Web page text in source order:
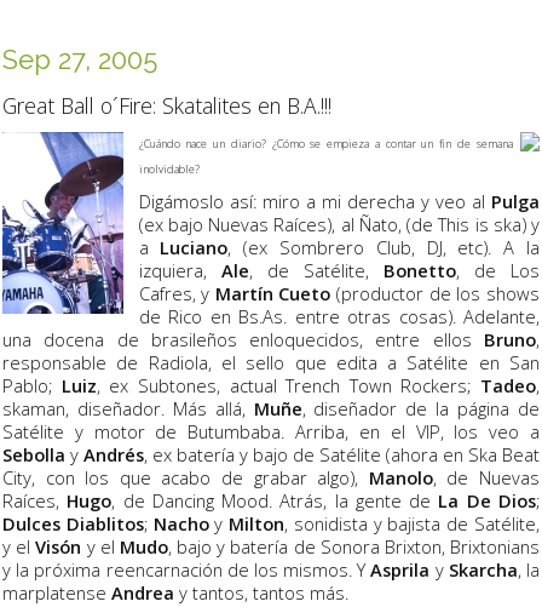
Sep 27, 2005
Great Ball o´Fire: Skatalites en B.A.!!!
¿Cuándo nace un diario? ¿Cómo se empieza a contar un fin de semana
inolvidable?
Digámoslo así: miro a mi derecha y veo al Pulga
(ex bajo Nuevas Raíces), al Ñato, (de This is ska) y
a Luciano, (ex Sombrero Club, DJ, etc). A la
izquiera, Ale, de Satélite, Bonetto, de Los
Cafres, y Martín Cueto (productor de los shows
de Rico en Bs.As. entre otras cosas). Adelante,
una docena de brasileños enloquecidos, entre ellos Bruno,
responsable de Radiola, el sello que edita a Satélite en San
Pablo; Luiz, ex Subtones, actual Trench Town Rockers; Tadeo,
skaman, diseñador. Más allá, Muñe, diseñador de la página de
Satélite y motor de Butumbaba. Arriba, en el VIP, los veo a
Sebolla y Andrés, ex batería y bajo de Satélite (ahora en Ska Beat
City, con los que acabo de grabar algo), Manolo, de Nuevas
Raíces, Hugo, de Dancing Mood. Atrás, la gente de La De Dios;
Dulces Diablitos; Nachoy Milton, sonidista y bajista de Satélite,
y elVisón y el Mudo, bajo y batería de Sonora Brixton, Brixtonians
y la próxima reencarnación de los mismos. YAsprila y Skarcha, la
marplatense Andrea y tantos, tantos más.